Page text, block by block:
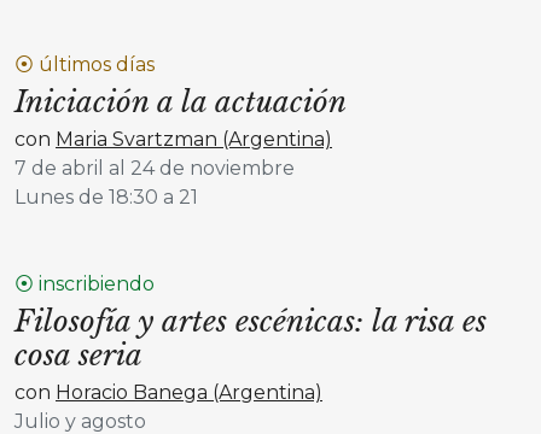
⦿ últimos días
Iniciación a la actuación
con Maria Svartzman (Argentina)
7 de abril al 24 de noviembre
Lunes de 18:30 a 21
⦿ inscribiendo
Filosofía y artes escénicas: la risa es
cosa seria
con Horacio Banega (Argentina)
Julio y agosto